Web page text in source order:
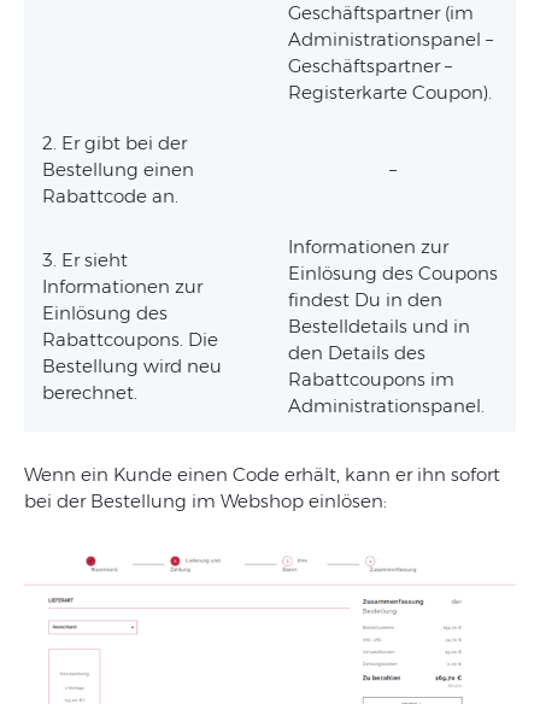
Geschäftspartner (im
Administrationspanel –
Geschäftspartner –
Registerkarte Coupon).
2. Er gibt bei der
Bestellung einen
Rabattcode an.
–
3. Er sieht
Informationen zur
Einlösung des
Rabattcoupons. Die
Bestellung wird neu
berechnet.
Informationen zur
Einlösung des Coupons
findest Du in den
Bestelldetails und in
den Details des
Rabattcoupons im
Administrationspanel.
Wenn ein Kunde einen Code erhält, kann er ihn sofort
bei der Bestellung im Webshop einlösen: